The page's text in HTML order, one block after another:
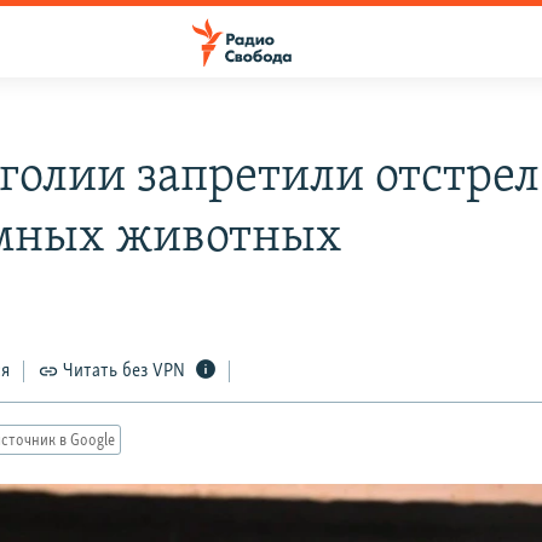
запретили отстрел
животных
Читать без VPN
в Google